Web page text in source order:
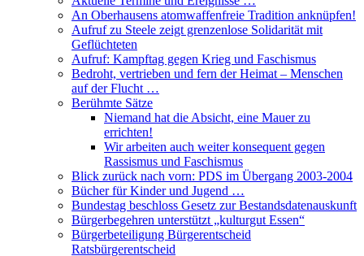
An Oberhausens atomwaffenfreie Tradition anknüpfen!
Aufruf zu Steele zeigt grenzenlose Solidarität mit
Geflüchteten
Aufruf: Kampftag gegen Krieg und Faschismus
Bedroht, vertrieben und fern der Heimat – Menschen
auf der Flucht …
Berühmte Sätze
Niemand hat die Absicht, eine Mauer zu
errichten!
Wir arbeiten auch weiter konsequent gegen
Rassismus und Faschismus
Blick zurück nach vorn: PDS im Übergang 2003-2004
Bücher für Kinder und Jugend …
Bundestag beschloss Gesetz zur Bestandsdatenauskunft
Bürgerbegehren unterstützt „kulturgut Essen“
Bürgerbeteiligung Bürgerentscheid
Ratsbürgerentscheid